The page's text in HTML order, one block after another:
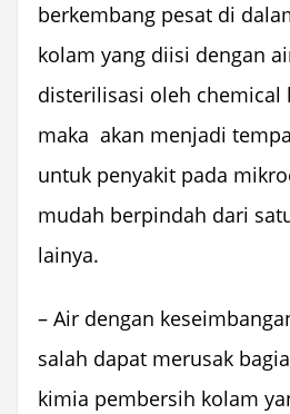
berkembang pesat di
kolam yang diisi dengan
disterilisasi oleh chemical
maka akan menjadi
untuk penyakit pada
mudah berpindah dari
lainya.
– Air dengan
salah dapat merusak
kimia pembersih kolam